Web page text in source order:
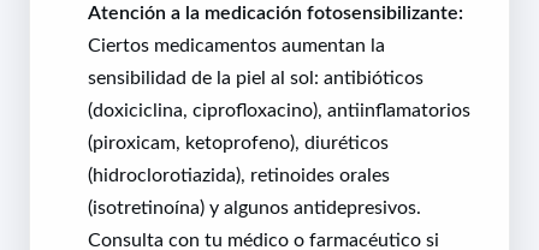
Atención a la medicación fotosensibilizante:
Ciertos medicamentos aumentan la
sensibilidad de la piel al sol: antibióticos
(doxiciclina, ciprofloxacino), antiinflamatorios
(piroxicam, ketoprofeno), diuréticos
(hidroclorotiazida), retinoides orales
(isotretinoína) y algunos antidepresivos.
Consulta con tu médico o farmacéutico si